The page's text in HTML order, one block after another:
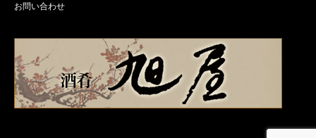
お問い合わせ